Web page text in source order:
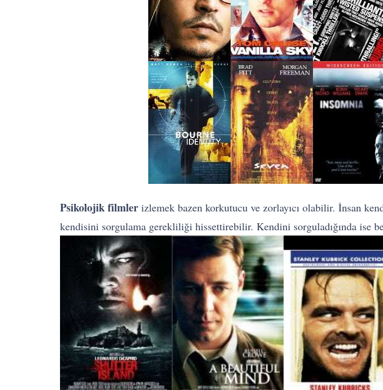
Psikolojik filmler izlemek bazen korkutucu ve zorlayıcı olabilir. İnsan
kendisini sorgulama gerekliliği hissettirebilir. Kendini sorguladığında ise